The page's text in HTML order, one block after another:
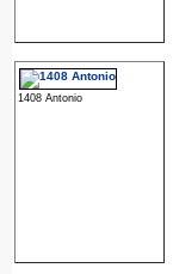
1408 Antonio